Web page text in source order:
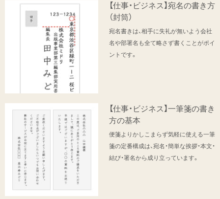
【仕事・ビジネス】宛名の書き方
（封筒）
宛名書きは、相手に失礼が無いよう会社
名や部署名も全て略さず書くことがポイ
ントです。
【仕事・ビジネス】一筆箋の書き
方の基本
便箋よりかしこまらず気軽に使える一筆
箋の定番構成は、宛名・簡単な挨拶・本文・
結び・署名から成り立っています。